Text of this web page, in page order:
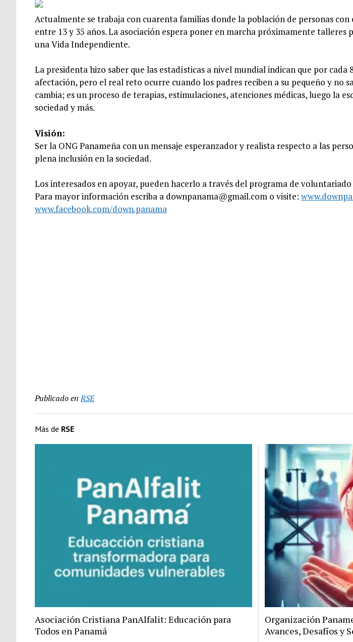
Actualmente se trabaja con cuarenta familias donde la población de personas
entre 13 y 35 años. La asociación espera poner en marcha próximamente talleres
una Vida Independiente.
La presidenta hizo saber que las estadísticas a nivel mundial indican que por cada
afectación, pero el real reto ocurre cuando los padres reciben a su pequeño y no
cambia; es un proceso de terapias, estimulaciones, atenciones médicas, luego la
sociedad y más.
Visión:
Ser la ONG Panameña con un mensaje esperanzador y realista respecto a las
plena inclusión en la sociedad.
Los interesados en apoyar, pueden hacerlo a través del programa de
Para mayor información escriba a downpanama@gmail.com o visite:
www.facebook.com/down.panama
Publicado en RSE
Más de RSE
Asociación Cristiana PanAlfalit: Educación para
Todos en Panamá
Organización
Avances, Desafíos y